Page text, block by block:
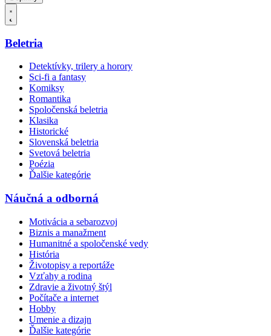
Beletria
Detektívky, trilery a horory
Sci-fi a fantasy
Komiksy
Romantika
Spoločenská beletria
Klasika
Historické
Slovenská beletria
Svetová beletria
Poézia
Ďalšie kategórie
Náučná a odborná
Motivácia a sebarozvoj
Biznis a manažment
Humanitné a spoločenské vedy
História
Životopisy a reportáže
Vzťahy a rodina
Zdravie a životný štýl
Počítače a internet
Hobby
Umenie a dizajn
Ďalšie kategórie